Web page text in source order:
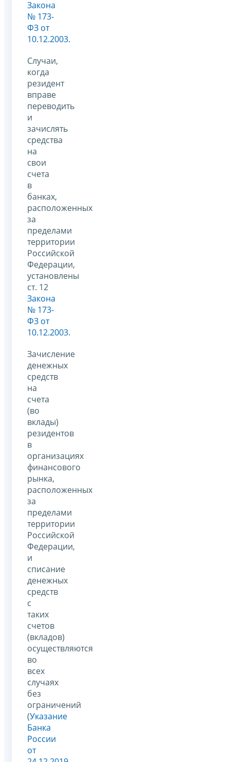
Закона
№ 173-
ФЗ от
10.12.2003.
Случаи,
когда
резидент
вправе
переводить
и
зачислять
средства
на
свои
счета
в
банках,
расположенных
за
пределами
территории
Российской
Федерации,
установлены
ст. 12
Закона
№ 173-
ФЗ от
10.12.2003.
Зачисление
денежных
средств
на
счета
(во
вклады)
резидентов
в
организациях
финансового
рынка,
расположенных
за
пределами
территории
Российской
Федерации,
и
списание
денежных
средств
с
таких
счетов
(вкладов)
осуществляются
во
всех
случаях
без
ограничений
(Указание
Банка
России
от